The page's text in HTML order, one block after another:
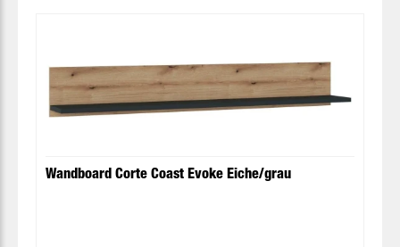
Wandboard Corte Coast Evoke Eiche/grau